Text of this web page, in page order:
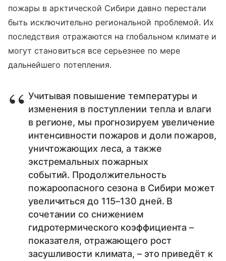
пожары в арктической Сибири давно перестали
быть исключительно региональной проблемой. Их
последствия отражаются на глобальном климате и
могут становиться все серьезнее по мере
дальнейшего потепления.
Учитывая повышение температуры и
изменения в поступлении тепла и влаги
в регионе, мы прогнозируем увеличение
интенсивности пожаров и доли пожаров,
уничтожающих леса, а также
экстремальных пожарных
событий. Продолжительность
пожароопасного сезона в Сибири может
увеличиться до 115–130 дней. В
сочетании со снижением
гидротермического коэффициента –
показателя, отражающего рост
засушливости климата, – это приведёт к